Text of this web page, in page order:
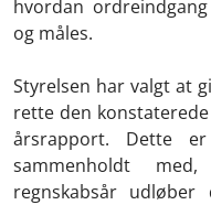
hvordan
og måles.
Styrelsen har valgt at
rette den
årsrapport. Dette
sammenholdt
regnskabsår